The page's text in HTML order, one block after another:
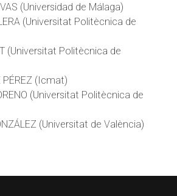
(Universidad de Málaga)
(Universitat Politècnica de
(Universitat Politècnica de
PÉREZ (Icmat)
(Universitat Politècnica de
(Universitat de València)